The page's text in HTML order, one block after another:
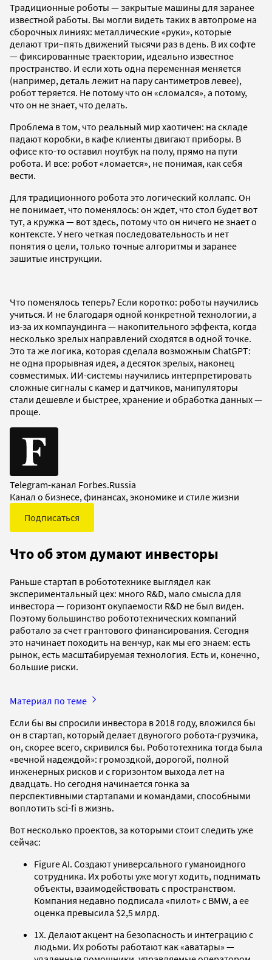
Традиционные роботы — закрытые машины для заранее
известной работы. Вы могли видеть таких в автопроме на
сборочных линиях: металлические «руки», которые
делают три–пять движений тысячи раз в день. В их софте
— фиксированные траектории, идеально известное
пространство. И если хоть одна переменная меняется
(например, деталь лежит на пару сантиметров левее),
робот теряется. Не потому что он «сломался», а потому,
что он не знает, что делать.
Проблема в том, что реальный мир хаотичен: на складе
падают коробки, в кафе клиенты двигают приборы. В
офисе кто-то оставил ноутбук на полу, прямо на пути
робота. И все: робот «ломается», не понимая, как себя
вести.
Для традиционного робота это логический коллапс. Он
не понимает, что поменялось: он ждет, что стол будет вот
тут, а кружка — вот здесь, потому что он ничего не знает о
контексте. У него четкая последовательность и нет
понятия о цели, только точные алгоритмы и заранее
зашитые инструкции.
Что поменялось теперь? Если коротко: роботы научились
учиться. И не благодаря одной конкретной технологии, а
из-за их компаундинга — накопительного эффекта, когда
несколько зрелых направлений сходятся в одной точке.
Это та же логика, которая сделала возможным ChatGPT:
не одна прорывная идея, а десяток зрелых, наконец
совместимых. ИИ-системы научились интерпретировать
сложные сигналы с камер и датчиков, манипуляторы
стали дешевле и быстрее, хранение и обработка данных —
проще.
Telegram-канал Forbes.Russia
Канал о бизнесе, финансах, экономике и стиле жизни
Подписаться
Что об этом думают инвесторы
Раньше стартап в робототехнике выглядел как
экспериментальный цех: много R&D, мало смысла для
инвестора — горизонт окупаемости R&D не был виден.
Поэтому большинство робототехнических компаний
работало за счет грантового финансирования. Сегодня
это начинает походить на венчур, как мы его знаем: есть
рынок, есть масштабируемая технология. Есть и, конечно,
большие риски.
Материал по теме
Если бы вы спросили инвестора в 2018 году, вложился бы
он в стартап, который делает двуногого робота-грузчика,
он, скорее всего, скривился бы. Робототехника тогда была
«вечной надеждой»: громоздкой, дорогой, полной
инженерных рисков и с горизонтом выхода лет на
двадцать. Но сегодня начинается гонка за
перспективными стартапами и командами, способными
воплотить sci-fi в жизнь.
Вот несколько проектов, за которыми стоит следить уже
сейчас:
Figure AI. Создают универсального гуманоидного
сотрудника. Их роботы уже могут ходить, поднимать
объекты, взаимодействовать с пространством.
Компания недавно подписала «пилот» с BMW, а ее
оценка превысила $2,5 млрд.
1X. Делают акцент на безопасность и интеграцию с
людьми. Их роботы работают как «аватары» —